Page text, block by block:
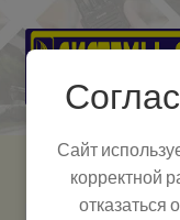
Перейти
навигации
Перейти
содержимому
Сайт
корректной
отказаться